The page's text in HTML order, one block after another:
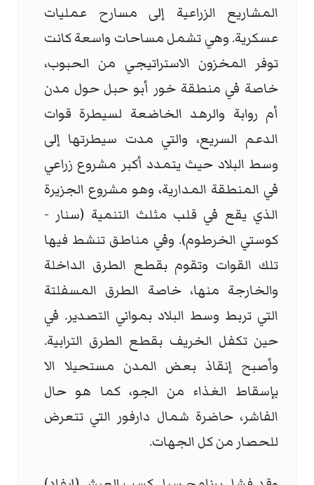
المشاريع الزراعية إلى مسارح عمليات
عسكرية. وهي تشمل مساحات واسعة كانت
توفر المخزون الاستراتيجي من الحبوب،
خاصة في منطقة خور أبو حبل حول مدن
أم روابة والرهد الخاضعة لسيطرة قوات
الدعم السريع، والتي مدت سيطرتها إلى
وسط البلاد حيث يتمدد أكبر مشروع زراعي
في المنطقة المدارية، وهو مشروع الجزيرة
الذي يقع في قلب مثلث التنمية (سنار -
كوستي الخرطوم). وفي مناطق تنشط فيها
تلك القوات وتقوم بقطع الطرق الداخلة
والخارجة منها، خاصة الطرق المسفلتة
التي تربط وسط البلاد بمواني التصدير. في
حين تكفل الخريف بقطع الطرق الترابية.
وأصبح إنقاذ بعض المدن مستحيلا الا
بإسقاط الغذاء من الجو، كما هو حال
الفاشر، حاضرة شمال دارفور التي تتعرض
للحصار من كل الجهات.